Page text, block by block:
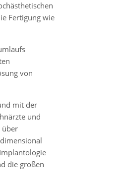
Fertigung wie
von
mit der
und
über
die großen